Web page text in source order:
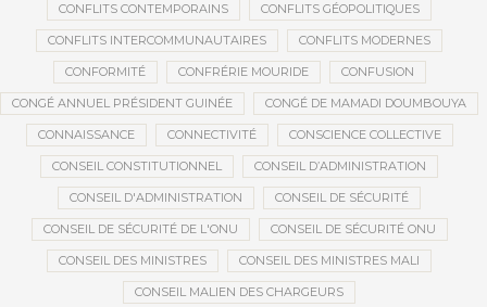
CONFLITS CONTEMPORAINS CONFLITS GÉOPOLITIQUES
CONFLITS INTERCOMMUNAUTAIRES CONFLITS MODERNES
CONFORMITÉ CONFRÉRIE MOURIDE CONFUSION
CONGÉ ANNUEL PRÉSIDENT GUINÉE CONGÉ DE MAMADI DOUMBOUYA
CONNAISSANCE CONNECTIVITÉ CONSCIENCE COLLECTIVE
CONSEIL CONSTITUTIONNEL CONSEIL D’ADMINISTRATION
CONSEIL D'ADMINISTRATION CONSEIL DE SÉCURITÉ
CONSEIL DE SÉCURITÉ DE L'ONU CONSEIL DE SÉCURITÉ ONU
CONSEIL DES MINISTRES CONSEIL DES MINISTRES MALI
CONSEIL MALIEN DES CHARGEURS